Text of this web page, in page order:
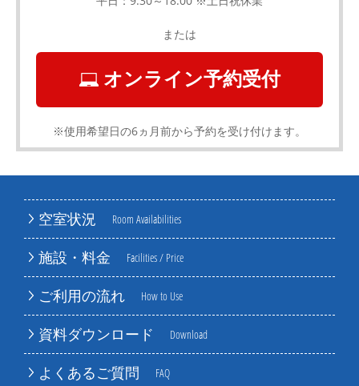
空室状況 Room Availabilities
施設・料金 Facilities / Price
ご利用の流れ How to Use
資料ダウンロード Download
よくあるご質問 FAQ
または
オンライン予約受付
※使用希望日の6ヵ月前から予約を受け付けます。